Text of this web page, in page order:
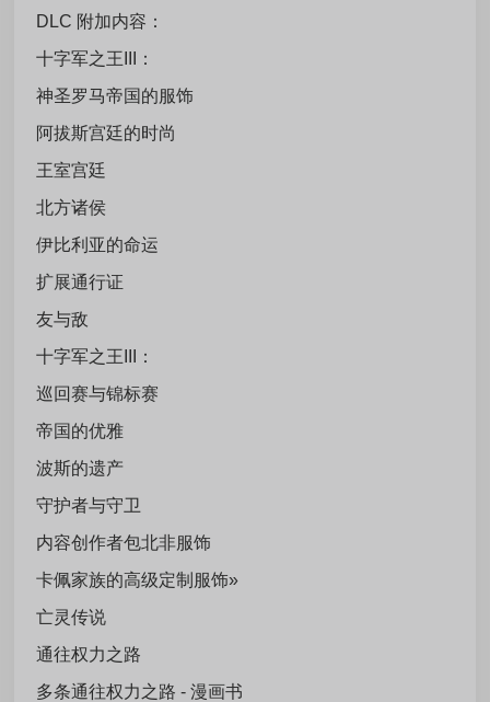
DLC 附加内容：
十字军之王III：
神圣罗马帝国的服饰
阿拔斯宫廷的时尚
王室宫廷
北方诸侯
伊比利亚的命运
扩展通行证
友与敌
十字军之王III：
巡回赛与锦标赛
帝国的优雅
波斯的遗产
守护者与守卫
内容创作者包北非服饰
卡佩家族的高级定制服饰»
亡灵传说
通往权力之路
多条通往权力之路 - 漫画书